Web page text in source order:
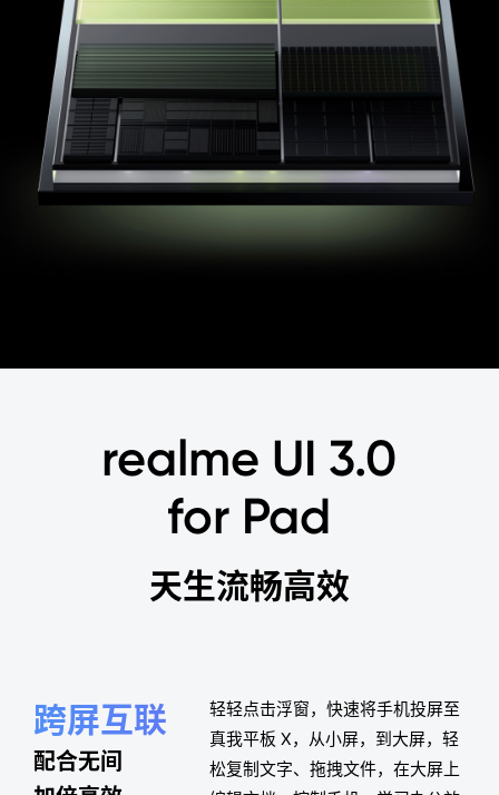
realme UI 3.0
for Pad
天生流畅高效
跨屏互联
配合无间
轻轻点击浮窗，快速将手机投屏至
真我平板 X，从小屏，到大屏，轻
松复制文字、拖拽文件，在大屏上